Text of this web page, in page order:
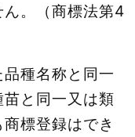
。（商標法第4
種名称と同一
と同一又は類
標登録はでき